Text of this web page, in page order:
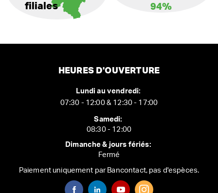
filiales
94%
HEURES D'OUVERTURE
Lundi au vendredi:
07:30 - 12:00 & 12:30 - 17:00
Samedi:
08:30 - 12:00
Dimanche & jours fériés:
Fermé
Paiement uniquement par Bancontact, pas d'espèces.